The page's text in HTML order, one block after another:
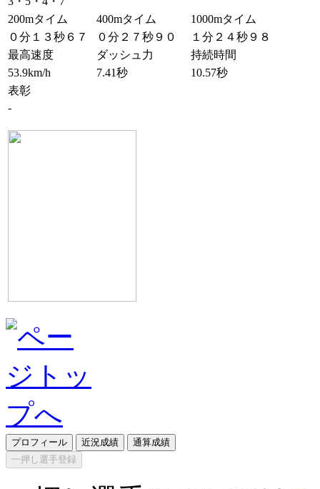
200mタイム
400mタイム
1000mタイム
０分１３秒６７
０分２７秒９０
１分２４秒９８
最高速度
ダッシュ力
持続時間
53.9km/h
7.41秒
10.57秒
表彰
-
プロフィール 近況成績
通算成績
一押し選手登録